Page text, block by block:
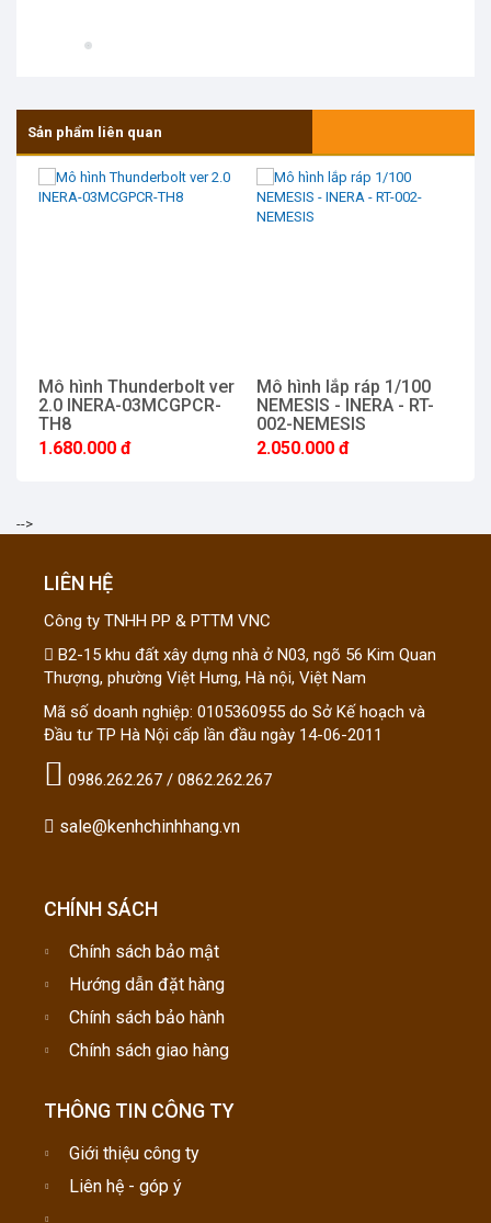
Sản phẩm liên quan
Mô hình Thunderbolt ver
2.0 INERA-03MCGPCR-
TH8
1.680.000 đ
Mô hình lắp ráp 1/100
NEMESIS - INERA - RT-
002-NEMESIS
2.050.000 đ
-->
LIÊN HỆ
Công ty TNHH PP & PTTM VNC
B2-15 khu đất xây dựng nhà ở N03, ngõ 56 Kim Quan
Thượng, phường Việt Hưng, Hà nội, Việt Nam
Mã số doanh nghiệp: 0105360955 do Sở Kế hoạch và
Đầu tư TP Hà Nội cấp lần đầu ngày 14-06-2011
0986.262.267 / 0862.262.267
sale@kenhchinhhang.vn
CHÍNH SÁCH
Chính sách bảo mật
Hướng dẫn đặt hàng
Chính sách bảo hành
Chính sách giao hàng
THÔNG TIN CÔNG TY
Giới thiệu công ty
Liên hệ - góp ý